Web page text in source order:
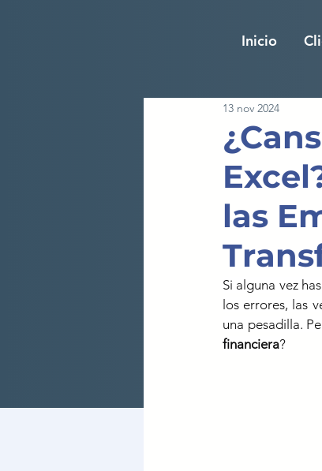
Inicio
las
13 nov 2024
Si alguna vez
los errores, las
una pesadilla.
financiera?